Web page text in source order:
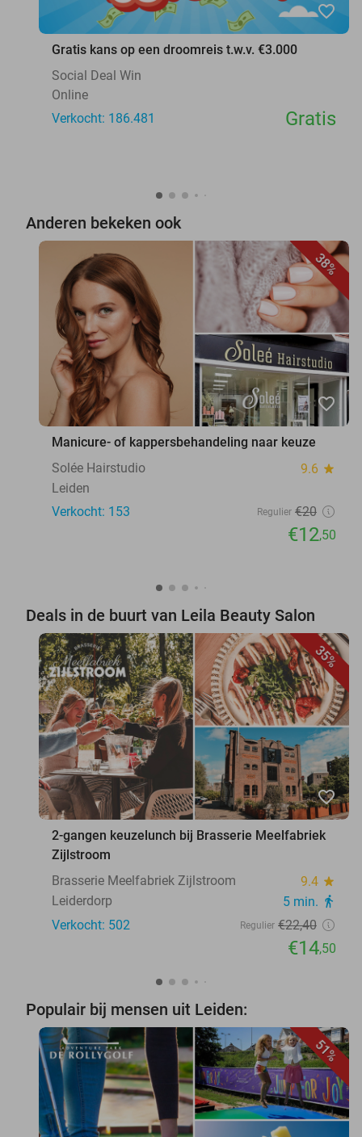
favorite_border
Gratis kans op een droomreis t.w.v. €3.000
Social Deal Win
Online
Verkocht: 186.481
Gratis
Anderen bekeken ook
38%
favorite_border
Manicure- of kappersbehandeling naar keuze
Solée Hairstudio
9.6 star
Leiden
Verkocht: 153
Regulier €20
€12,50
Deals in de buurt van Leila Beauty Salon
35%
favorite_border
2-gangen keuzelunch bij Brasserie Meelfabriek
Zijlstroom
Brasserie Meelfabriek Zijlstroom
9.4 star
Leiderdorp 5 min. directions_walk
Verkocht: 502 Regulier €22,40
€14,50
Populair bij mensen uit Leiden:
51%